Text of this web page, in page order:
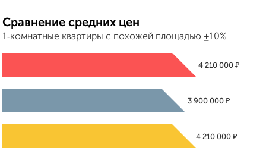
Сравнение средних цен
1‑комнатные квартиры с похожей площадью ±10%
4 210 000 ₽
3 900 000₽
4 210 000 ₽